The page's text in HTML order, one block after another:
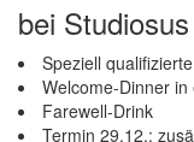
bei
Speziell
Welcome-Dinner
Farewell-Drink
Termin 29.12.: